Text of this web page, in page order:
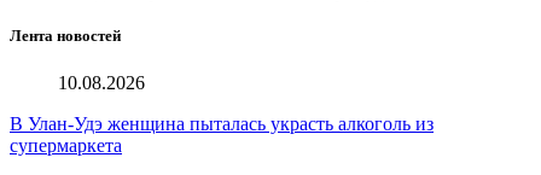
Лента новостей
10.08.2026
В Улан-Удэ женщина пыталась украсть алкоголь из
супермаркета